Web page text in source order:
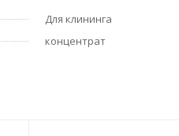
Для клининга
концентрат